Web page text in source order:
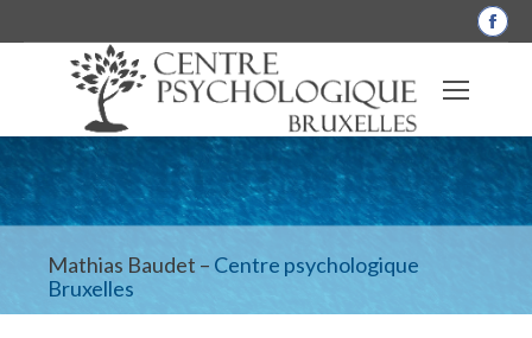
La
une
Mathias Baudet – Centre psychologique
Bruxelles